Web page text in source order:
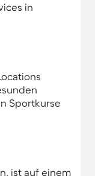
in
Sportkurse
ist auf einem